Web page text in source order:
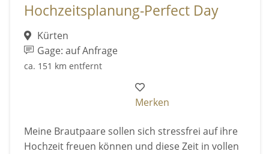
Hochzeitsplanung-Perfect Day
Kürten
Gage: auf Anfrage
ca. 151 km entfernt
Merken
Meine Brautpaare sollen sich stressfrei auf ihre
Hochzeit freuen können und diese Zeit in vollen